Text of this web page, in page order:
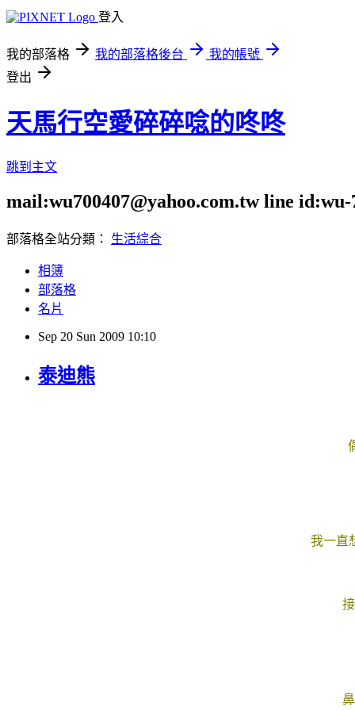
登入
我的部落格 我的部落格後台
我的帳號
登出
天馬行空愛碎碎唸的咚咚
跳到主文
mail:wu700407@yahoo.com.tw line id:wu-
部落格全站分類： 生活綜合
相簿
部落格
名片
Sep 20 Sun 2009 10:10
泰迪熊
我一直